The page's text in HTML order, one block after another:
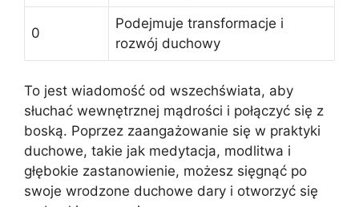
0
Podejmuje transformacje i
rozwój duchowy
To jest wiadomość od wszechświata, aby
słuchać wewnętrznej mądrości i połączyć się z
boską. Poprzez zaangażowanie się w praktyki
duchowe, takie jak medytacja, modlitwa i
głębokie zastanowienie, możesz sięgnąć po
swoje wrodzone duchowe dary i otworzyć się